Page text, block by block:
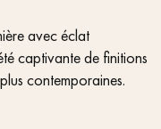
avec éclat
captivante de finitions
contemporaines.